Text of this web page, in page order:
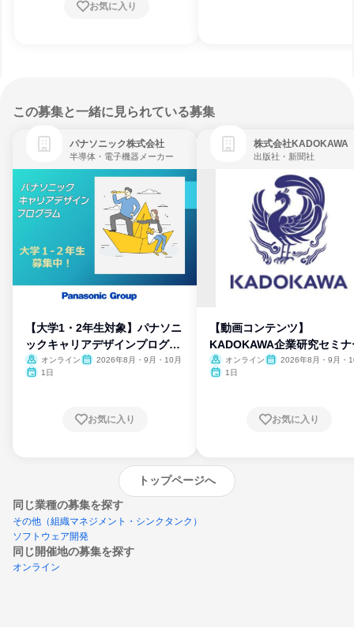
お気に入り
この募集と一緒に見られている募集
パナソニック株式会社
半導体・電子機器メーカー
【大学1・2年生対象】パナソニ
ックキャリアデザインプログラ
ム
オンライン
2026年8月・9月・10月
1日
お気に入り
株式会社KADOKAWA
出版社・新聞社
【動画コンテンツ】
KADOKAWA企業研究セミナ
オンライン
2026年8月・9月・
1日
お気に入り
トップページへ
同じ業種の募集を探す
その他（組織マネジメント・シンクタンク）
ソフトウェア開発
同じ開催地の募集を探す
オンライン